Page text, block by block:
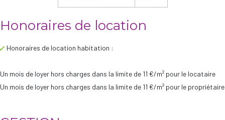
Honoraires de location
Honoraires de location habitation :
Un mois de loyer hors charges dans la limite de 11 €/m² pour le locataire
Un mois de loyer hors charges dans la limite de 11 €/m² pour le propriétaire